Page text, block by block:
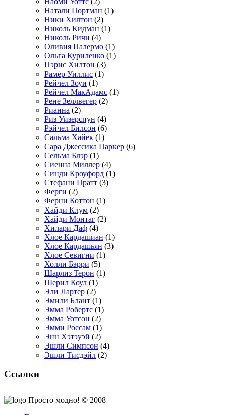
Натали Портман (1)
Ники Хилтон (2)
Николь Кидман (1)
Николь Ричи (4)
Оливия Палермо (1)
Ольга Куриленко (1)
Пэрис Хилтон (3)
Рамер Уиллис (1)
Рейчел Зоуи (1)
Рейчел МакАдамс (1)
Рене Зеллвегер (2)
Рианна (2)
Риз Уизерспун (4)
Рэйчел Билсон (6)
Сальма Хайек (1)
Сара Джессика Паркер (6)
Сельма Блэр (1)
Сиенна Миллер (4)
Синди Кроуфорд (1)
Стефани Пратт (3)
Ферги (2)
Ферни Коттон (1)
Хайди Клум (2)
Хайди Монтаг (2)
Хилари Даф (4)
Хлое Кардашиан (1)
Хлое Кардашьян (3)
Хлое Севигни (1)
Холли Бэрри (5)
Шарлиз Терон (1)
Шерил Коул (1)
Эли Лартер (2)
Эмили Блант (1)
Эмма Робертс (1)
Эмма Уотсон (2)
Эмми Россам (1)
Энн Хэтэуэй (2)
Эшли Симпсон (4)
Эшли Тисдэйл (2)
Ссылки
Просто модно! © 2008